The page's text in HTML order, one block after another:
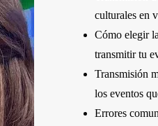
culturales en
Cómo elegir
transmitir tu
Transmisión
los eventos
Errores